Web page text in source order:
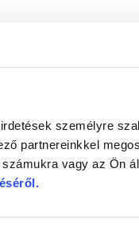
személyre
partnereinkkel
vagy az Ön
.